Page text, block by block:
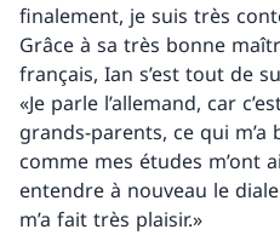
finalement, je suis très
Grâce à sa très bonne
français, Ian s’est tout de
«Je parle l’allemand, car
grands-parents, ce qui
comme mes études m’ont
entendre à nouveau le
m’a fait très plaisir.»